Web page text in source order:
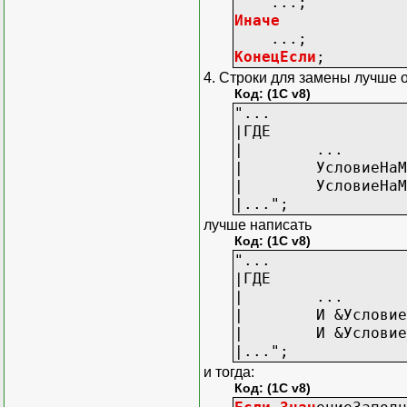
КонецЕсли;
Если
КонецЕсли;
КонецФункции
Иначе
...;
КонецЕсли ;
4. Строки для замены лучше
Код: (1C v8)
"...
|ГДЕ
| ...
|
|
|..." ;
лучше написать
Код: (1C v8)
"...
|ГДЕ
| ...
| И
| И
|..." ;
и тогда:
Код: (1C v8)